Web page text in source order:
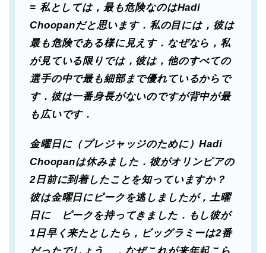
= 私としては，最も危険なのはHadi
Choopanだと思います．私の目には，彼は
最も危険である様に見えす．なぜなら，私
が見ている限りでは，彼は，他のすべての
選手の中で最も細部まで優れているからで
す．彼は一番身長がないのですが背中が最
も広いです．
金曜日に（プレジャッジのために）Hadi
Choopanは休みました．彼がオリンピアの
2日前に到着したことを知っていますか？
彼は金曜日にピークを逃しましたが，土曜
日に ピークを持ってきました．もし彼が
1日早く来たとしたら，ビッグラミーは2番